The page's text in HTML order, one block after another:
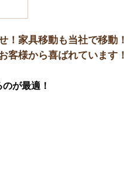
！家具移動も当社で移動！
客様から喜ばれています！
が最適！